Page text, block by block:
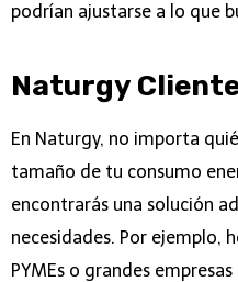
podrían ajustarse a lo que
Naturgy
En Naturgy, no importa
tamaño de tu consumo
encontrarás una solución
necesidades. Por ejemplo,
PYMEs o grandes